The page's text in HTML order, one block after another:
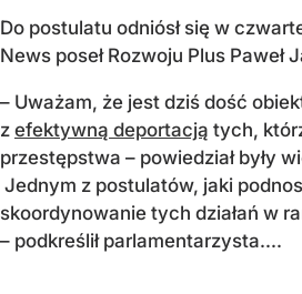
Do postulatu odniósł się w
News poseł Rozwoju Plus Paweł
– Uważam, że jest dziś dość
z efektywną deportacją tych,
przestępstwa – powiedział były
Jednym z postulatów, jaki
skoordynowanie tych działań w
– podkreślił parlamentarzysta....